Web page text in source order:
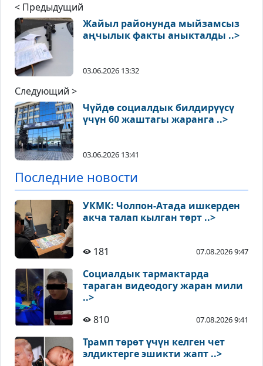
< Предыдущий
Жайыл районунда мыйзамсыз
аңчылык факты аныкталды ..>
03.06.2026 13:32
Следующий >
Чүйдө социалдык билдирүүсү
үчүн 60 жаштагы жаранга ..>
03.06.2026 13:41
Последние новости
УКМК: Чолпон-Атада ишкерден
акча талап кылган төрт ..>
181 07.08.2026 9:47
Социалдык тармактарда
тараган видеодогу жаран мили
..>
810
07.08.2026 9:41
Трамп төрөт үчүн келген чет
элдиктерге эшикти жапт ..>